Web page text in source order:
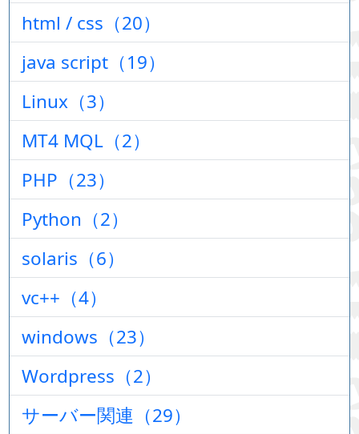
html / css（20）
java script（19）
Linux（3）
MT4 MQL（2）
PHP（23）
Python（2）
solaris（6）
vc++（4）
windows（23）
Wordpress（2）
サーバー関連（29）